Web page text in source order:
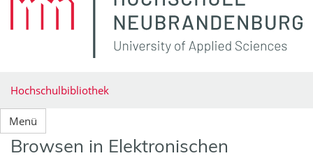
Hochschulbibliothek
Menü
Browsen in Elektronischen